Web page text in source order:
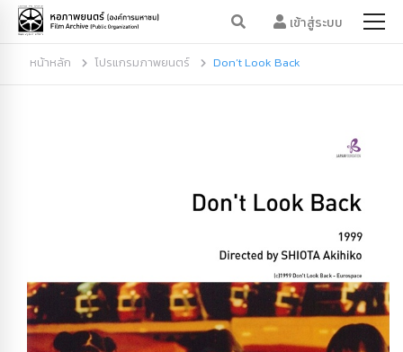
เข้าสู่ระบบ
หน้าหลัก โปรแกรมภาพยนตร์ Don’t Look Back